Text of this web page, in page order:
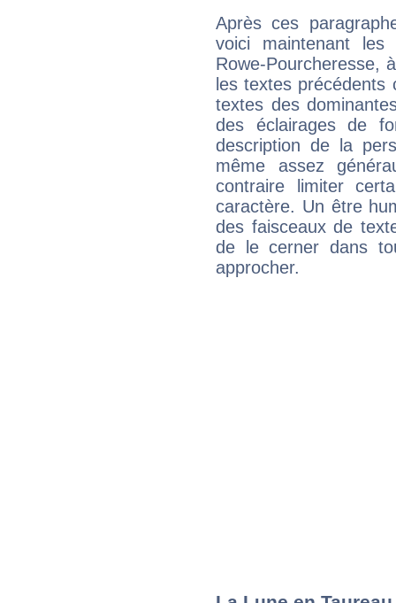
Après ces
voici maintenant
Rowe-Pourcheresse,
les textes précédents
textes des
des éclairages de
description de la
même assez
contraire limiter
caractère. Un être
des faisceaux de
de le cerner dans
approcher.